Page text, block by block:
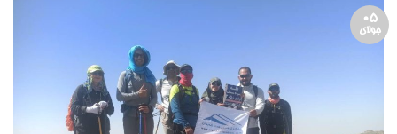
05
جولای